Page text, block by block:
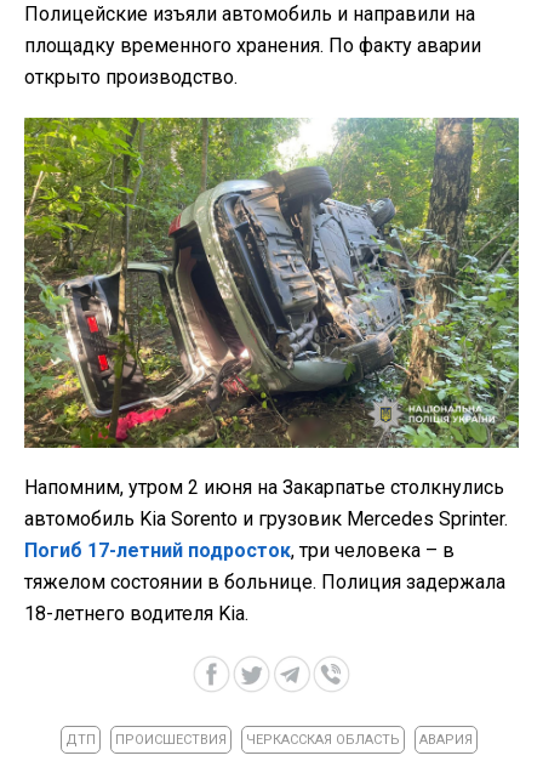
Полицейские изъяли автомобиль и направили на
площадку временного хранения. По факту аварии
открыто производство.
Напомним, утром 2 июня на Закарпатье столкнулись
автомобиль Kia Sorento и грузовик Mercedes Sprinter.
Погиб 17-летний подросток, три человека – в
тяжелом состоянии в больнице. Полиция задержала
18-летнего водителя Kia.
ДТП ПРОИСШЕСТВИЯ ЧЕРКАССКАЯ ОБЛАСТЬ АВАРИЯ